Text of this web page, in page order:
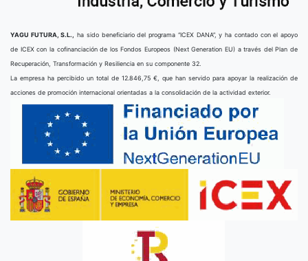
YAGU FUTURA, S.L.,
ha sido beneficiario del programa “ICEX DANA”, y ha contado con el apoyo
de ICEX con la cofinanciación de los Fondos Europeos (Next Generation EU) a través del Plan de
Recuperación, Transformación y Resiliencia en su componente 32.
La empresa ha percibido un total de 12.846,75 €, que han servido para apoyar la realización de
acciones de promoción internacional orientadas a la consolidación de la actividad exterior.